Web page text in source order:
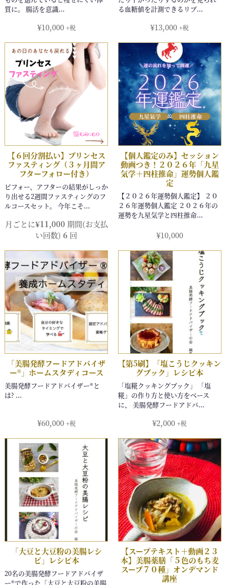
¥10,000 +税 ¥13,000 +税
月ごとに¥11,000 期間(お支払
い回数)6 回 ¥10,000
¥60,000 +税 ¥2,000 +税